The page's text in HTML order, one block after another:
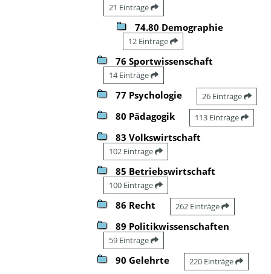
21 Einträge
74.80 Demographie
12 Einträge
76 Sportwissenschaft
14 Einträge
77 Psychologie 26 Einträge
80 Pädagogik 113 Einträge
83 Volkswirtschaft
102 Einträge
85 Betriebswirtschaft
100 Einträge
86 Recht 262 Einträge
89 Politikwissenschaften
59 Einträge
90 Gelehrte 220 Einträge